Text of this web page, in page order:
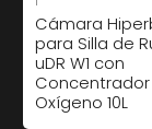
Cámara
para Silla de
uDR W1 con
Oxígeno 10L